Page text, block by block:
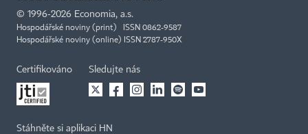
© 1996-2026 Economia, a.s.
Hospodářské noviny (print) ISSN 0862-9587
Hospodářské noviny (online) ISSN 2787-950X
Certifikováno Sledujte nás
Stáhněte si aplikaci HN